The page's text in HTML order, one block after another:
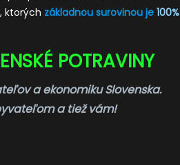
, ktorých základnou surovinou je 100%
POTRAVINY
a ekonomiku Slovenska.
a tiež vám!